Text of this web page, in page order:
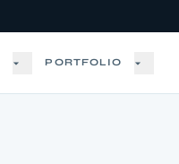
PORTFOLIO